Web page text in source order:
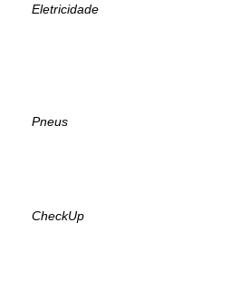
Eletricidade
Pneus
CheckUp